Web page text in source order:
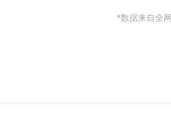
*数据来自全